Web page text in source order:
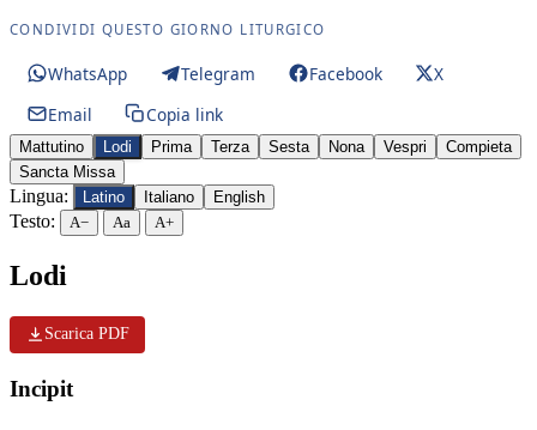
CONDIVIDI QUESTO GIORNO LITURGICO
WhatsApp Telegram Facebook
X
Email
Copia link
Mattutino Lodi Prima Terza Sesta Nona Vespri
Compieta
Sancta Missa
Lingua: Latino Italiano English
Testo: A− Aa A+
Lodi
Scarica PDF
Incipit